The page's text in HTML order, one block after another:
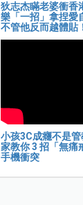
狄志杰瞞老婆衝香
樂「一招」拿捏愛
不管他反而越體貼
小孩3C成癮不是
家教你 3 招「無痛
手機衝突